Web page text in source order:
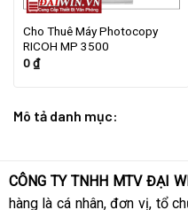
Cho Thuê Máy Photocopy
RICOH MP 3500
0₫
Mô tả danh mục:
CÔNG TY TNHH MTV ĐẠI
hàng là cá nhân, đơn vị, tổ